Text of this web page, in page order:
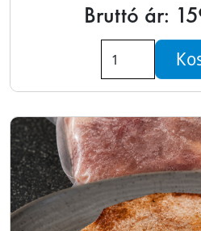
Bruttó ár: